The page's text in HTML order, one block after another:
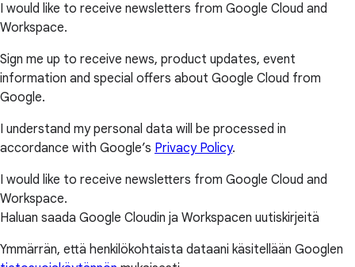
I would like to receive newsletters from Google Cloud and
Workspace.
Sign me up to receive news, product updates, event
information and special offers about Google Cloud from
Google.
I understand my personal data will be processed in
accordance with Google’s Privacy Policy.
I would like to receive newsletters from Google Cloud and
Workspace.
Haluan saada Google Cloudin ja Workspacen uutiskirjeitä
Ymmärrän, että henkilökohtaista dataani käsitellään Googlen